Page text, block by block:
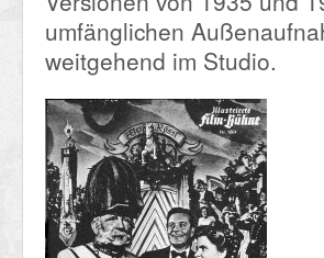
umfänglichen
weitgehend im Studio.